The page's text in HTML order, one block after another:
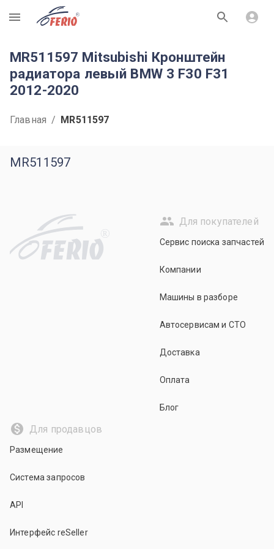
R
MR511597 Mitsubishi Кронштейн
радиатора левый BMW 3 F30 F31
2012-2020
Главная / MR511597
MR511597
R
Для покупателей
Сервис поиска запчастей
Компании
Машины в разборе
Автосервисам и СТО
Доставка
Оплата
Блог
Для продавцов
Размещение
Система запросов
API
Интерфейс reSeller